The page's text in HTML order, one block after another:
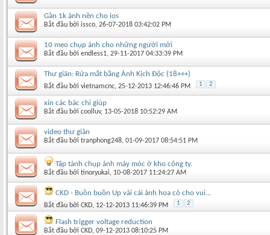
Gần 1k ảnh nền cho ios
Bắt đầu bởi issco‎, 26-07-2018 03:42:02 PM
10 mẹo chụp ảnh cho những người mới
Bắt đầu bởi endless1‎, 29-11-2017 04:33:39 PM
Thư giãn: Rửa mắt bằng Ảnh Kịch Độc (18+++)
Bắt đầu bởi vietnamcnc‎, 25-12-2013 12:46:46 PM 1 2
xin các bác chỉ giúp
Bắt đầu bởi coolluv‎, 13-05-2018 10:52:29 AM
video thư giản
Bắt đầu bởi tranphong248‎, 01-09-2017 08:54:51 PM
Tập tành chụp ảnh máy móc ở kho công ty.
Bắt đầu bởi tinoryukai‎, 10-08-2017 11:24:27 AM
CKD - Buồn buồn Up vài cái ảnh hoa cỏ cho vui...
Bắt đầu bởi CKD‎, 12-12-2013 11:46:39 PM 1 2
Flash trigger voltage reduction
Bắt đầu bởi CKD‎, 09-12-2013 08:10:25 PM